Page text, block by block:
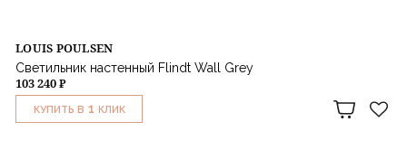
LOUIS POULSEN
Светильник настенный Flindt Wall Grey
103 240 ₽
КУПИТЬ В 1 КЛИК